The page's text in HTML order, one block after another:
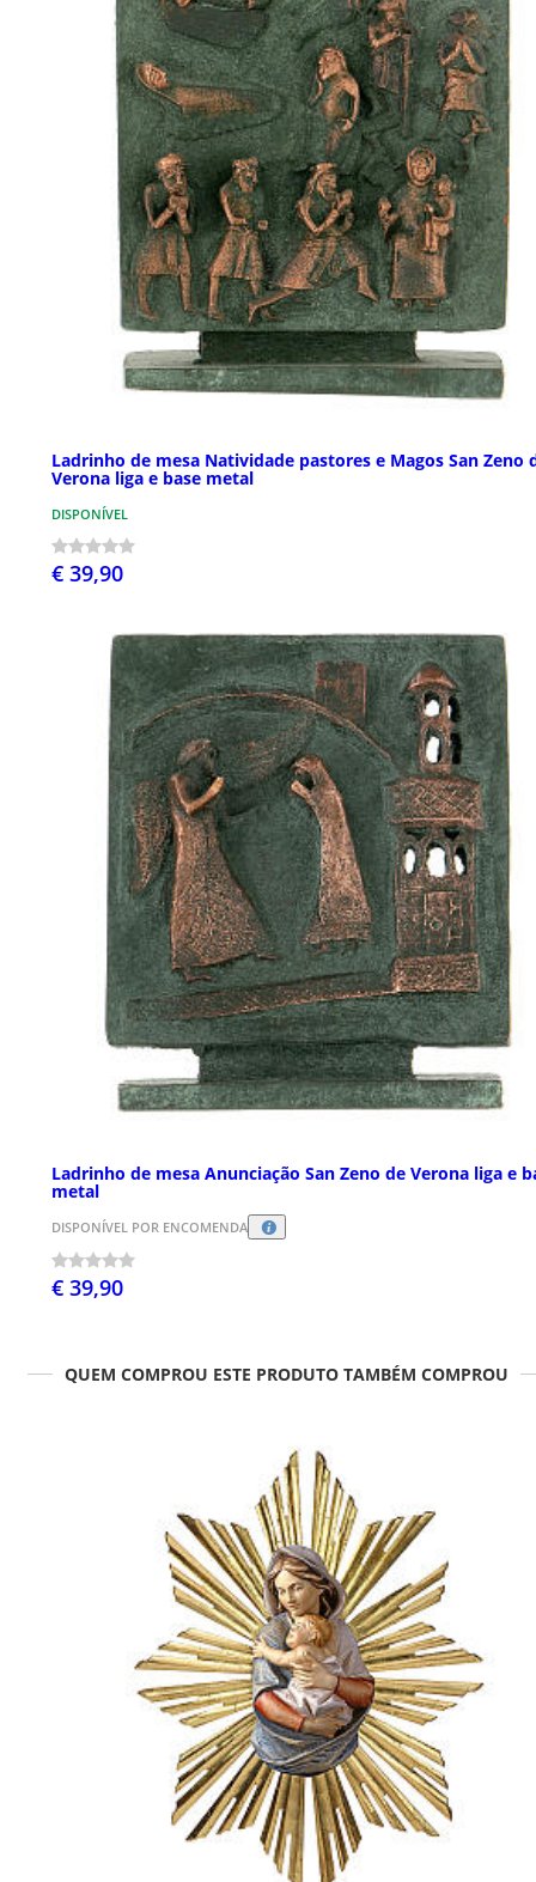
Ladrinho de mesa Natividade pastores e Magos San Zeno
Verona liga e base metal
DISPONÍVEL
€ 39,90
Ladrinho de mesa Anunciação San Zeno de Verona liga e
metal
DISPONÍVEL POR ENCOMENDA
€ 39,90
QUEM COMPROU ESTE PRODUTO TAMBÉM COMPROU